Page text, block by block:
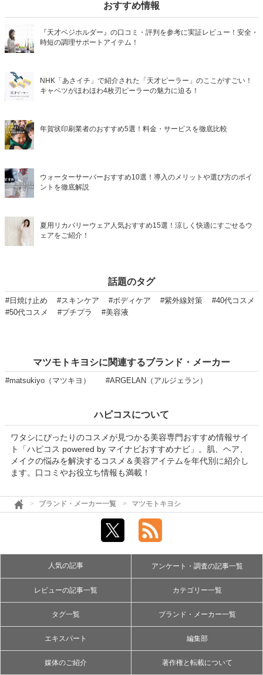
おすすめ情報
『天才ベジホルダー』の口コミ・評判を参考に実証レビュー！安全・
時短の調理サポートアイテム！
NHK「あさイチ」で紹介された「天才ピーラー」のここがすごい！
キャベツがほわほわ4枚刃ピーラーの魅力に迫る！
年賀状印刷業者のおすすめ5選！料金・サービスを徹底比較
ウォーターサーバーおすすめ10選！導入のメリットや選び方のポイ
ントを徹底解説
夏用リカバリーウェア人気おすすめ15選！涼しく快適にすごせるウ
ェアをご紹介！
話題のタグ
#日焼け止め #スキンケア #ボディケア #紫外線対策
#40代コスメ
#50代コスメ
#プチプラ #美容液
マツモトキヨシに関連するブランド・メーカー
#matsukiyo（マツキヨ） #ARGELAN（アルジェラン）
ハピコスについて
ワタシにぴったりのコスメが見つかる美容専門おすすめ情報サイ
ト「ハピコス powered by マイナビおすすめナビ」。肌、ヘア、
メイクの悩みを解決するコスメ＆美容アイテムを年代別に紹介し
ます。口コミやお役立ち情報も満載！
ブランド・メーカー一覧 マツモトキヨシ
人気の記事 アンケート・調査の記事一覧
レビューの記事一覧 カテゴリー一覧
タグ一覧 ブランド・メーカー一覧
エキスパート 編集部
媒体のご紹介 著作権と転載について